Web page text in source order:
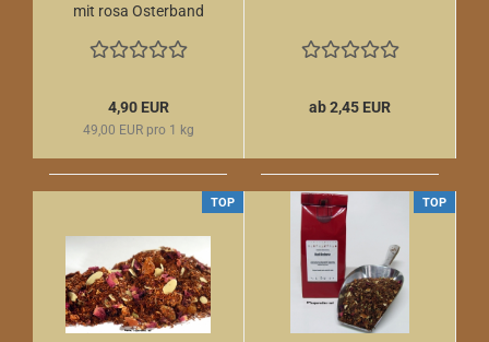
mit rosa Osterband
4,90 EUR
49,00 EUR pro 1 kg
ab 2,45 EUR
TOP TOP